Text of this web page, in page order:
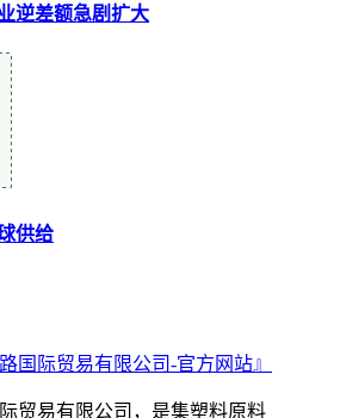
逆差额急剧扩大
供给
贸易有限公司，是集塑料原料